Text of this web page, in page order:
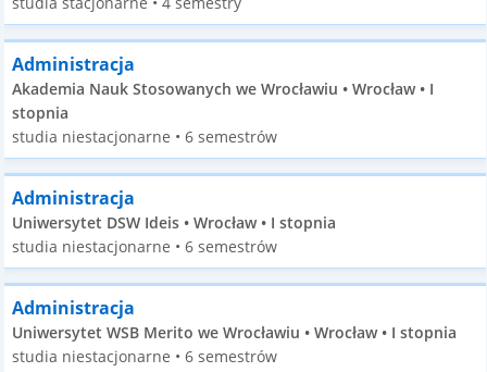
Administracja
Akademia Nauk Stosowanych we Wrocławiu • Wrocław • I
stopnia
studia niestacjonarne • 6 semestrów
Administracja
Uniwersytet DSW Ideis • Wrocław • I stopnia
studia niestacjonarne • 6 semestrów
Administracja
Uniwersytet WSB Merito we Wrocławiu • Wrocław • I stopnia
studia niestacjonarne • 6 semestrów